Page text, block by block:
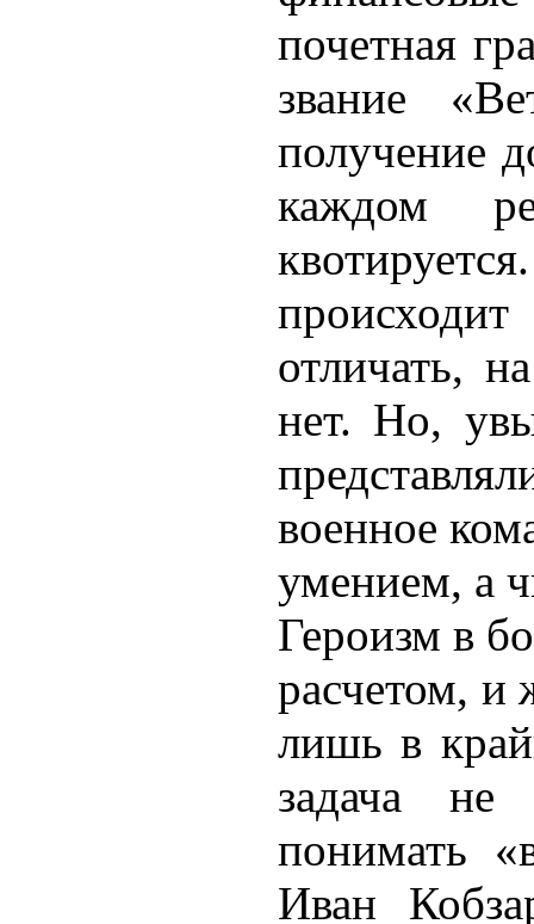
почетная
звание
получение
каждом
отличать,
нет. Но,
военное
умением, а
Героизм в
расчетом, и
лишь в
задача
понимать
Иван